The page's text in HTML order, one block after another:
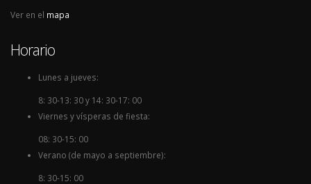
Ver en el mapa
Horario
Lunes a jueves:
8: 30-13: 30 y 14: 30-17: 00
Viernes y vísperas de fiesta:
08: 30-15: 00
Verano (de mayo a septiembre):
8: 30-15: 00